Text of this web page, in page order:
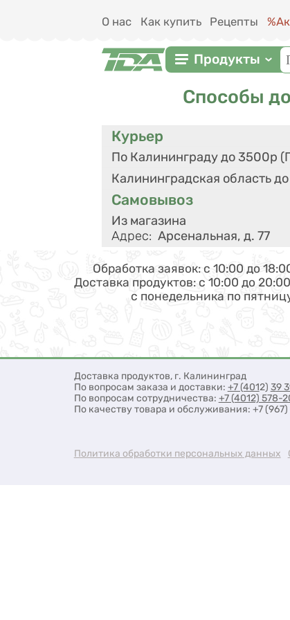
О нас
Как купить Рецепты
Продукты
Способы
Курьер
По Калининграду до 3500р
Калининградская область
Самовывоз
Из магазина
Адрес: Арсенальная, д. 77
Обработка заявок: с 10:00 до
Доставка продуктов: с 10:00 до 20:00
с понедельника по
Доставка продуктов, г. Калининград
По вопросам заказа и доставки: +7 (4012) 39
По вопросам сотрудничества: +7 (4012) 578-
По качеству товара и обслуживания: +7
Политика обработки персональных данных